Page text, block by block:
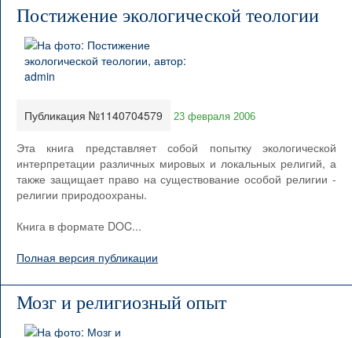
Постижение экологической теологии
Публикация №1140704579 23 февраля 2006
Эта книга представляет собой попытку экологической
интерпретации различных мировых и локальных религий, а
также защищает право на существование особой религии -
религии природоохраны.
Книга в формате DOC...
Полная версия публикации
Мозг и религиозный опыт